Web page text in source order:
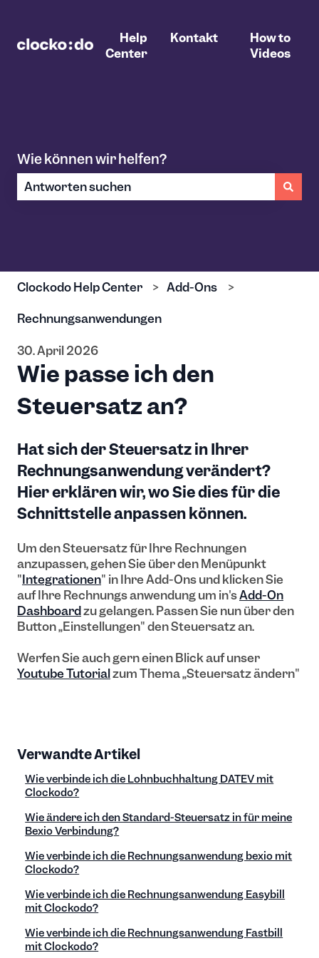
Help
Center
Kontakt
How to
Videos
Wie können wir helfen?
Clockodo Help Center Add-Ons
Rechnungsanwendungen
30. April 2026
Wie passe ich den
Steuersatz an?
Hat sich der Steuersatz in Ihrer
Rechnungsanwendung verändert?
Hier erklären wir, wo Sie dies für die
Schnittstelle anpassen können.
Um den Steuersatz für Ihre Rechnungen
anzupassen, gehen Sie über den Menüpunkt
"Integrationen" in Ihre Add-Ons und klicken Sie
auf Ihre Rechnungs anwendung um in'sAdd-On
Dashboardzu gelangen. Passen Sie nun über den
Button „Einstellungen" den Steuersatz an.
Werfen Sie auch gern einen Blick auf unser
Youtube Tutorialzum Thema „Steuersatz ändern"
Verwandte Artikel
Wie verbinde ich die Lohnbuchhaltung DATEV mit
Clockodo?
Wie ändere ich den Standard-Steuersatz in für meine
Bexio Verbindung?
Wie verbinde ich die Rechnungsanwendung bexio mit
Clockodo?
Wie verbinde ich die Rechnungsanwendung Easybill
mit Clockodo?
Wie verbinde ich die Rechnungsanwendung Fastbill
mit Clockodo?